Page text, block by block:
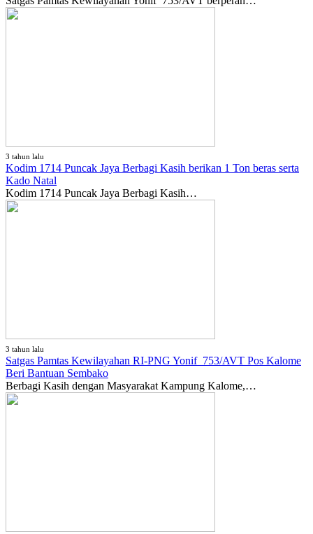
3 tahun lalu
Kodim 1714 Puncak Jaya Berbagi Kasih berikan 1 Ton beras serta
Kado Natal
Kodim 1714 Puncak Jaya Berbagi Kasih…
3 tahun lalu
Satgas Pamtas Kewilayahan RI-PNG Yonif 753/AVT Pos Kalome
Beri Bantuan Sembako
Berbagi Kasih dengan Masyarakat Kampung Kalome,…